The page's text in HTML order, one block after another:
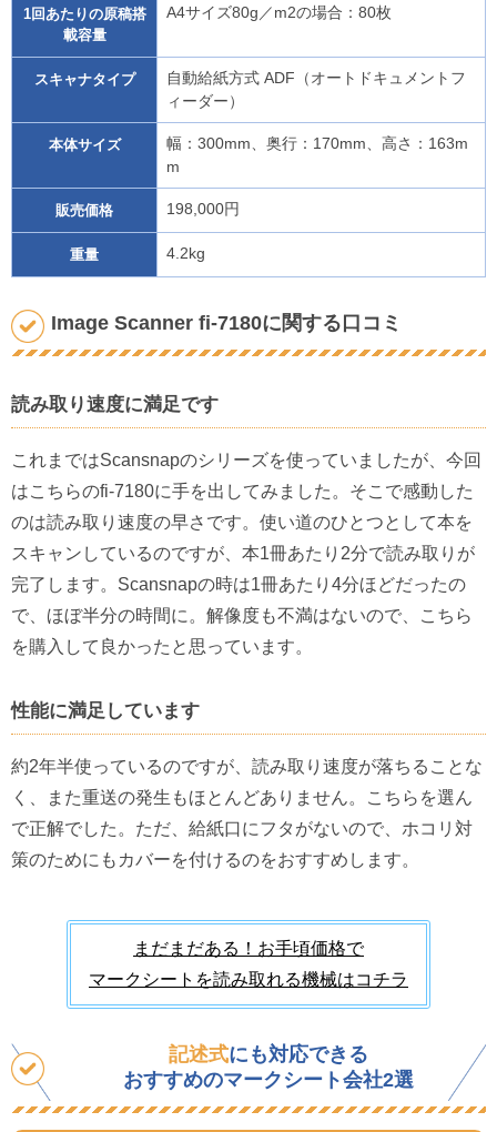
1回あたりの原稿搭
載容量
A4サイズ80g／m2の場合：80枚
スキャナタイプ
自動給紙方式 ADF（オートドキュメントフ
ィーダー）
本体サイズ
幅：300mm、奥行：170mm、高さ：163m
m
販売価格 198,000円
重量 4.2kg
Image Scanner fi-7180に関する口コミ
読み取り速度に満足です
これまではScansnapのシリーズを使っていましたが、今回
はこちらのfi-7180に手を出してみました。そこで感動した
のは読み取り速度の早さです。使い道のひとつとして本を
スキャンしているのですが、本1冊あたり2分で読み取りが
完了します。Scansnapの時は1冊あたり4分ほどだったの
で、ほぼ半分の時間に。解像度も不満はないので、こちら
を購入して良かったと思っています。
性能に満足しています
約2年半使っているのですが、読み取り速度が落ちることな
く、また重送の発生もほとんどありません。こちらを選ん
で正解でした。ただ、給紙口にフタがないので、ホコリ対
策のためにもカバーを付けるのをおすすめします。
まだまだある！お手頃価格で
マークシートを読み取れる機械はコチラ
記述式にも対応できる
おすすめのマークシート会社2選